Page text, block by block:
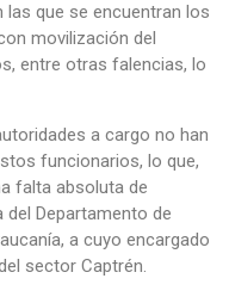
que se encuentran los
movilización del
entre otras falencias, lo
a cargo no han
funcionarios, lo que,
falta absoluta de
Departamento de
a cuyo encargado
sector Captrén.